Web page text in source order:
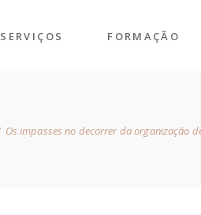
SERVIÇOS FORMAÇÃO
Os impasses no decorrer da organização